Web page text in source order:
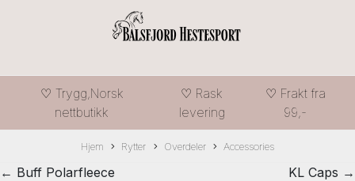
♡ Trygg,Norsk
nettbutikk
♡ Rask
levering
♡ Frakt fra
99,-
Hjem Rytter Overdeler Accessories
KL Caps →
← Buff Polarfleece